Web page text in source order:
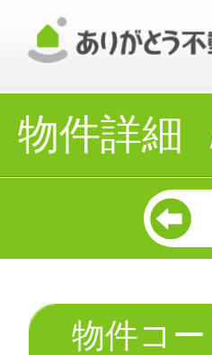
物件詳細
物件コー